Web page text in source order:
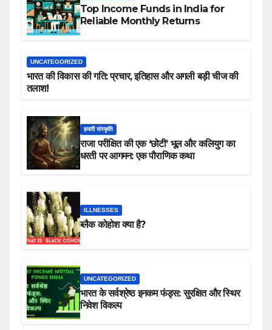
Top Income Funds in India for
Reliable Monthly Returns
UNCATEGORIZED
भारत की विकास की गति: प्रचार, इतिहास और अगली बड़ी चीज की
तलाश!
हमारी संस्कृति
राजा परीक्षित की एक ‘छोटी’ भूल और कलियुग का
धरती पर आगमन: एक पौराणिक कथा
ILLNESSES
ब्लैक कोहोश क्या है?
UNCATEGORIZED
भारत के सर्वश्रेष्ठ इनकम फंड्स: सुरक्षित और स्थिर
निवेश विकल्प